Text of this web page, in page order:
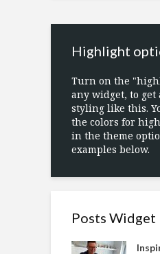
Highlight
Turn on the
any widget, to
styling like this.
the colors for
in the theme
examples below.
Posts Widget